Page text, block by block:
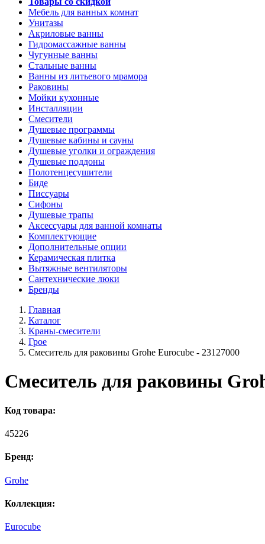
Мебель для ванных комнат
Унитазы
Акриловые ванны
Гидромассажные ванны
Чугунные ванны
Стальные ванны
Ванны из литьевого мрамора
Раковины
Мойки кухонные
Инсталляции
Смесители
Душевые программы
Душевые кабины и сауны
Душевые уголки и ограждения
Душевые поддоны
Полотенцесушители
Биде
Писсуары
Сифоны
Душевые трапы
Аксессуары для ванной комнаты
Комплектующие
Дополнительные опции
Керамическая плитка
Вытяжные вентиляторы
Сантехнические люки
Бренды
Главная
Каталог
Краны-смесители
Грое
Смеситель для раковины Grohe Eurocube - 23127000
Смеситель для раковины
Код товара:
45226
Бренд:
Grohe
Коллекция:
Eurocube